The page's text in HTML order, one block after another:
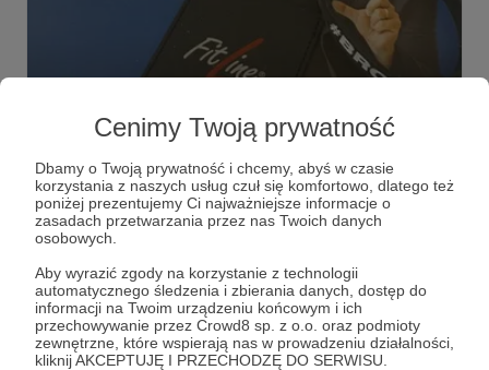
Cenimy Twoją prywatność
Dbamy o Twoją prywatność i chcemy, abyś w czasie
korzystania z naszych usług czuł się komfortowo, dlatego też
poniżej prezentujemy Ci najważniejsze informacje o
zasadach przetwarzania przez nas Twoich danych
osobowych.
Aby wyrazić zgody na korzystanie z technologii
automatycznego śledzenia i zbierania danych, dostęp do
informacji na Twoim urządzeniu końcowym i ich
przechowywanie przez Crowd8 sp. z o.o. oraz podmioty
zewnętrzne, które wspierają nas w prowadzeniu działalności,
kliknij AKCEPTUJĘ I PRZECHODZĘ DO SERWISU.
#BROiMYmusic
Marka #FitLine #MADEinGERMANY wspiera projekt
#BROiMYmusic #MADEinPOLAND ...